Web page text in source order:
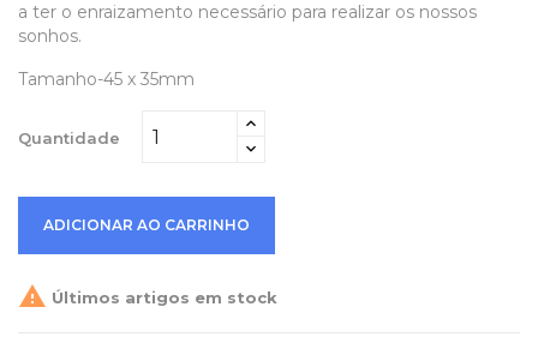
a ter o enraizamento necessário para realizar os nossos
sonhos.
Tamanho-45 x 35mm
Quantidade
ADICIONAR AO CARRINHO
 Últimos artigos em stock